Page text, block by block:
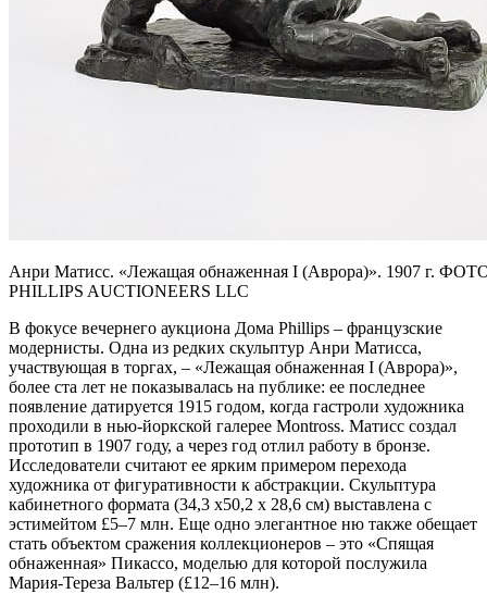
Анри Матисс. «Лежащая обнаженная I (Аврора)». 1907 г.
PHILLIPS AUCTIONEERS LLC
В фокусе вечернего аукциона Дома Phillips – французские
модернисты. Одна из редких скульптур Анри Матисса,
участвующая в торгах, – «Лежащая обнаженная I (Аврора)»,
более ста лет не показывалась на публике: ее последнее
появление датируется 1915 годом, когда гастроли художника
проходили в нью-йоркской галерее Montross. Матисс создал
прототип в 1907 году, а через год отлил работу в бронзе.
Исследователи считают ее ярким примером перехода
художника от фигуративности к абстракции. Скульптура
кабинетного формата (34,3 x50,2 x 28,6 см) выставлена с
эстимейтом £5–7 млн. Еще одно элегантное ню также обещает
стать объектом сражения коллекционеров – это «Спящая
обнаженная» Пикассо, моделью для которой послужила
Мария-Тереза Вальтер (£12–16 млн).